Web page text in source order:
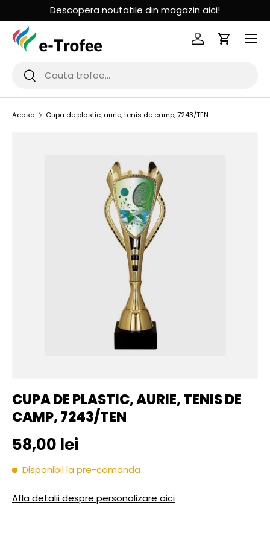
MERGI LA CONTINUT
Descopera noutatile din magazin aici!
Cauta
Cauta
Logheaza-te
Cos de
Acasa Cupa de plastic, aurie, tenis de camp, 7243/TEN
CUPA DE PLASTIC, AURIE, TENIS DE
CAMP, 7243/TEN
Pret initial
58,00 lei
Disponibil la pre-comanda
Afla detalii despre personalizare aici